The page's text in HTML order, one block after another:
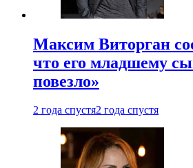
Максим Виторган
что его младшему
повезло»
2 года спустя2 года спустя